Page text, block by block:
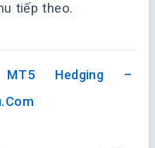
tiếp theo.
Hedging –